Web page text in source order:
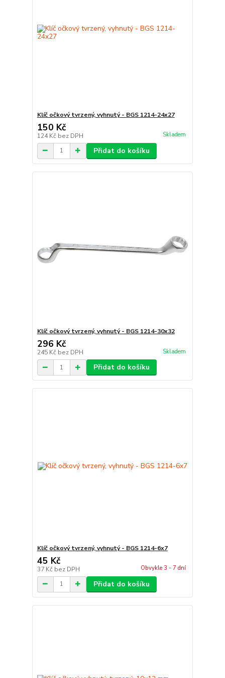
Klíč očkový tvrzený, vyhnutý - BGS 1214-24x27
150 Kč
124 Kč bez DPH Skladem
Přidat do košíku
Klíč očkový tvrzený, vyhnutý - BGS 1214-30x32
296 Kč
245 Kč bez DPH Skladem
Přidat do košíku
Klíč očkový tvrzený, vyhnutý - BGS 1214-6x7
45 Kč
37 Kč bez DPH Obvykle 3 - 7 dní
Přidat do košíku